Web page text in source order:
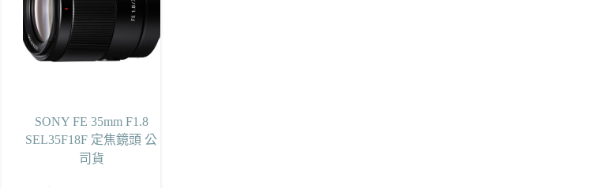
SONY FE 35mm F1.8
SEL35F18F 定焦鏡頭 公
司貨